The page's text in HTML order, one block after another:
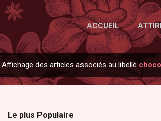
ACCUEIL
Affichage des articles associés au libellé
Le plus Populaire